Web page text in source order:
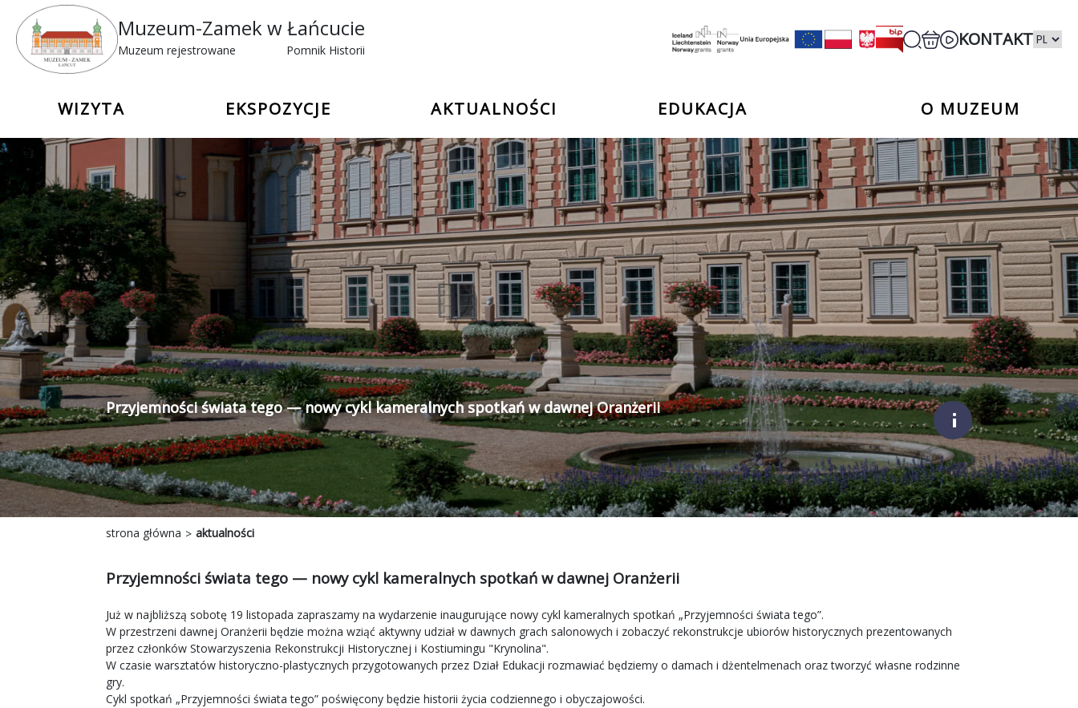
Muzeum-Zamek w Łańcucie
Muzeum rejestrowane Pomnik Historii
KONTAKT
WIZYTA EKSPOZYCJE AKTUALNOŚCI EDUKACJA O MUZEUM
Przyjemności świata tego— nowy cykl kameralnych spotkań w dawnej Oranżerii
;
strona główna aktualności
Przyjemności świata tego — nowy cykl kameralnych spotkań w dawnej Oranżerii
Już w najbliższą sobotę 19 listopada zapraszamy na wydarzenie inaugurujące nowy cykl kameralnych spotkań „Przyjemności świata tego”.
W przestrzeni dawnej Oranżerii będzie można wziąć aktywny udział w dawnych grach salonowych i zobaczyć rekonstrukcje ubiorów historycznych prezentowanych
przez członków Stowarzyszenia Rekonstrukcji Historycznej i Kostiumingu "Krynolina".
W czasie warsztatów historyczno-plastycznych przygotowanych przez Dział Edukacji rozmawiać będziemy o damach i dżentelmenach oraz tworzyć własne rodzinne
gry.
Cykl spotkań „Przyjemności świata tego” poświęcony będzie historii życia codziennego i obyczajowości.